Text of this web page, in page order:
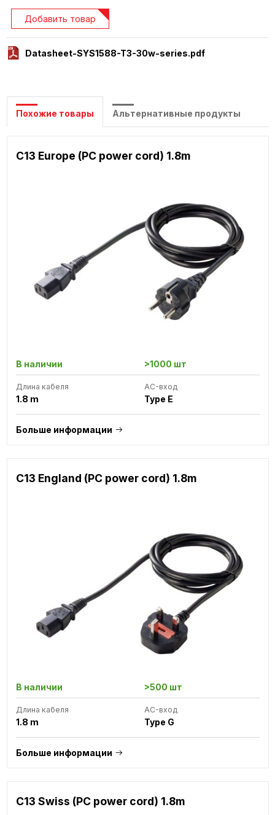
Datasheet-SYS1588-T3-30w-series.pdf
Добавить товар
Похожие товары Альтернативные продукты
C13 Europe (PC power cord) 1.8m
В наличии >1000 шт
Длина кабеля
1.8 m
AC-вход
Type E
Больше информации
C13 England (PC power cord) 1.8m
В наличии >500 шт
Длина кабеля
1.8 m
AC-вход
Type G
Больше информации
C13 Swiss (PC power cord) 1.8m